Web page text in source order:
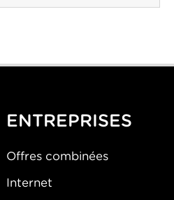
ENTREPRISES
Offres combinées
Internet